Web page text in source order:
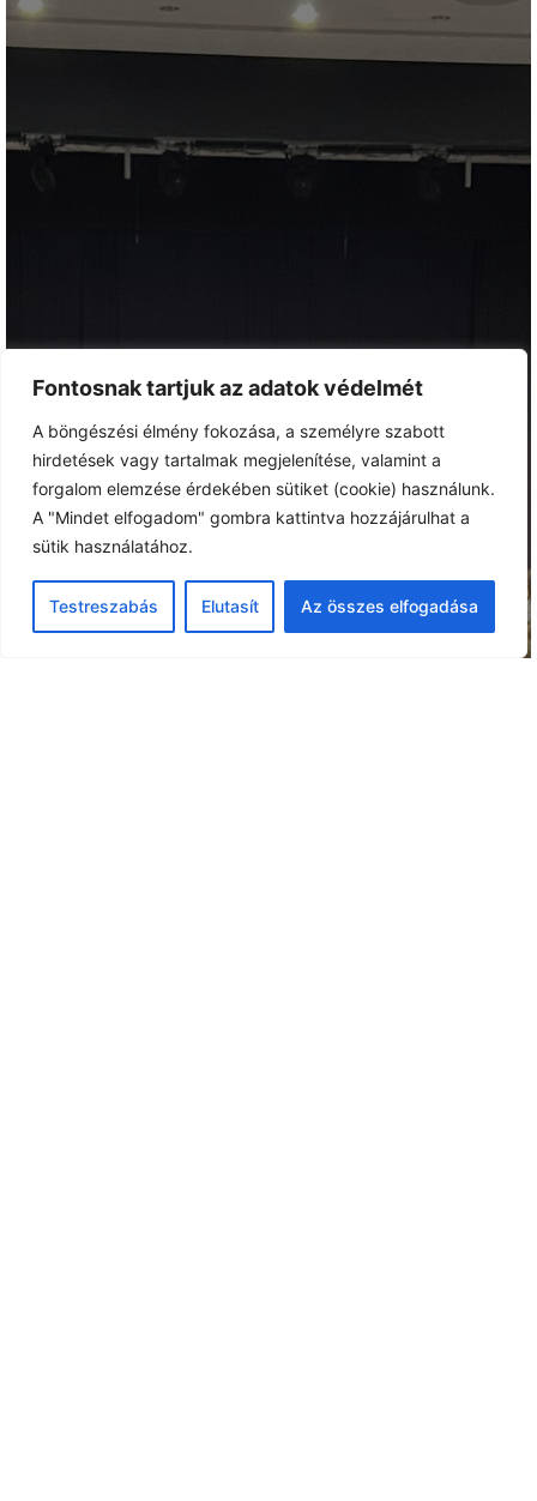
Fontosnak tartjuk az adatok védelmét
A böngészési élmény fokozása, a személyre szabott
hirdetések vagy tartalmak megjelenítése, valamint a
forgalom elemzése érdekében sütiket (cookie) használunk.
A "Mindet elfogadom" gombra kattintva hozzájárulhat a
sütik használatához.
Testreszabás Elutasít Az összes elfogadása